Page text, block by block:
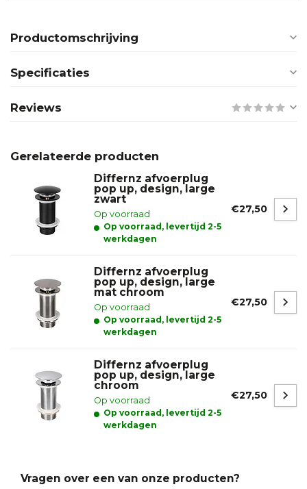
Productomschrijving
Specificaties
Reviews
Gerelateerde producten
Differnz afvoerplug
pop up, design, large
zwart
Op voorraad
Op voorraad, levertijd 2-5
werkdagen
€27,50
Differnz afvoerplug
pop up, design, large
mat chroom
Op voorraad
Op voorraad, levertijd 2-5
werkdagen
€27,50
Differnz afvoerplug
pop up, design, large
chroom
Op voorraad
Op voorraad, levertijd 2-5
werkdagen
€27,50
Vragen over een van onze producten?